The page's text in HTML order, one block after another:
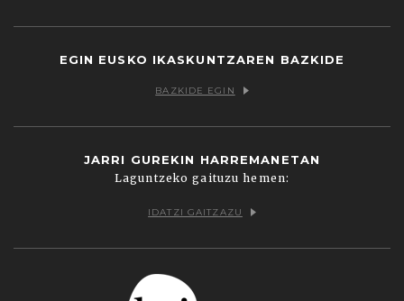
EGIN EUSKO IKASKUNTZAREN BAZKIDE
BAZKIDE EGIN
JARRI GUREKIN HARREMANETAN
Laguntzeko gaituzu hemen:
IDATZI GAITZAZU